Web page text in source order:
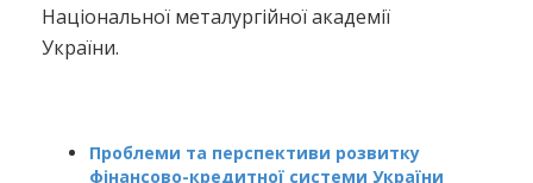
Національної металургійної академії
України.
Проблеми та перспективи розвитку
фінансово-кредитної системи України